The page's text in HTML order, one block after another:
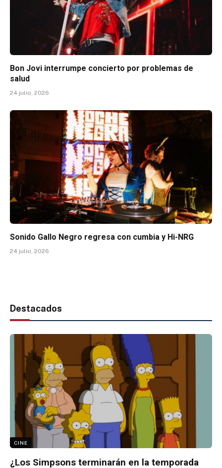
Bon Jovi interrumpe concierto por problemas de
salud
24 julio, 2026
Sonido Gallo Negro regresa con cumbia y Hi-NRG
24 julio, 2026
Destacados
CINE
¿Los Simpsons terminarán en la temporada